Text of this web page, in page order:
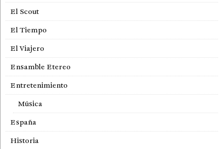
El Scout
El Tiempo
El Viajero
Ensamble Etereo
Entretenimiento
Música
España
Historia